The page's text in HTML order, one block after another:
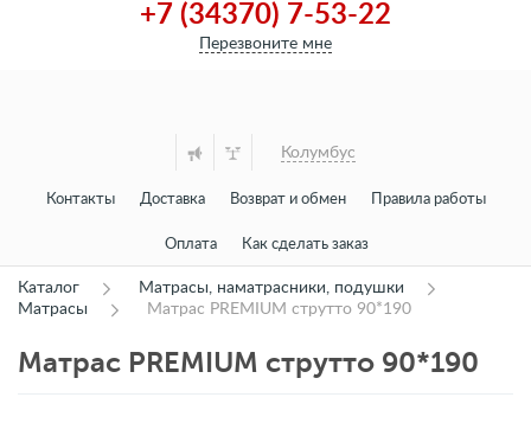
+7 (34370) 7-53-22
Перезвоните мне
Колумбус
Контакты Доставка Возврат и обмен Правила работы
Оплата Как сделать заказ
Каталог
Матрасы, наматрасники, подушки
Матрасы
Матрас PREMIUM струтто 90*190
Матрас PREMIUM струтто 90*190